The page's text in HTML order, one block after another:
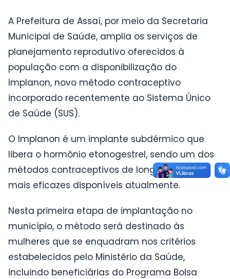
A Prefeitura de Assaí, por meio da Secretaria
Municipal de Saúde, amplia os serviços de
planejamento reprodutivo oferecidos à
população com a disponibilização do
Implanon, novo método contraceptivo
incorporado recentemente ao Sistema Único
de Saúde (SUS).
O Implanon é um implante subdérmico que
libera o hormônio etonogestrel, sendo um dos
métodos contraceptivos de longa duração
mais eficazes disponíveis atualmente.
Nesta primeira etapa de implantação no
município, o método será destinado às
mulheres que se enquadram nos critérios
estabelecidos pelo Ministério da Saúde,
incluindo beneficiárias do Programa Bolsa